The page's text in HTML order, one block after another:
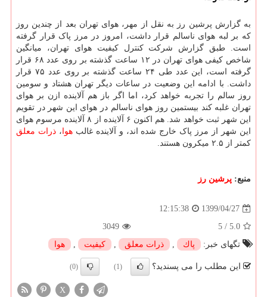
به گزارش پرشین رز به نقل از مهر، هوای تهران بعد از چندین روز
که بر لبه هوای ناسالم قرار داشت، امروز در مرز پاک قرار گرفته
است. طبق گزارش شرکت کنترل کیفیت هوای تهران، میانگین
شاخص کیفی هوای تهران در ۱۲ ساعت گذشته بر روی عدد ۶۸ قرار
گرفته است، این عدد طی ۲۴ ساعت گذشته بر روی عدد ۷۵ قرار
داشت. با ادامه این وضعیت در ساعات دیگر تهران هشتاد و سومین
روز سالم را تجربه خواهد کرد، اما اگر باز هم آلاینده ازن بر هوای
تهران غلبه کند بیستمین روز هوای ناسالم در هوای این شهر در تقویم
این شهر ثبت خواهد شد. هم اکنون ۶ آلاینده از ۸ آلاینده مرسوم هوای
این شهر از مرز پاک خارج شده اند، و آلاینده غالبهوا،ذرات معلق
کمتر از ۲.۵ میکرون هستند.
منبع: پرشین رز
1399/04/27
12:15:38
5.0
/
5
3049
تگهای خبر:
پاك , ذرات معلق , كیفیت , هوا
این مطلب را می پسندید؟ (1)
(0)
X